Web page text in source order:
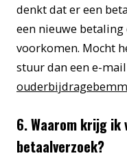
denkt dat er een
een nieuwe
voorkomen. Mocht
stuur dan een e-
6. Waarom krijg
betaalverzoek?